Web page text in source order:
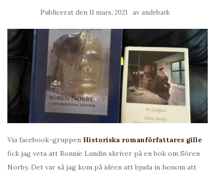
Publicerat den 11 mars, 2021 av andebark
Via facebook-gruppen Historiska romanförfattares gille
fick jag veta att Ronnie Lundin skriver på en bok om Sören
Norby. Det var så jag kom på idéen att bjuda in honom att